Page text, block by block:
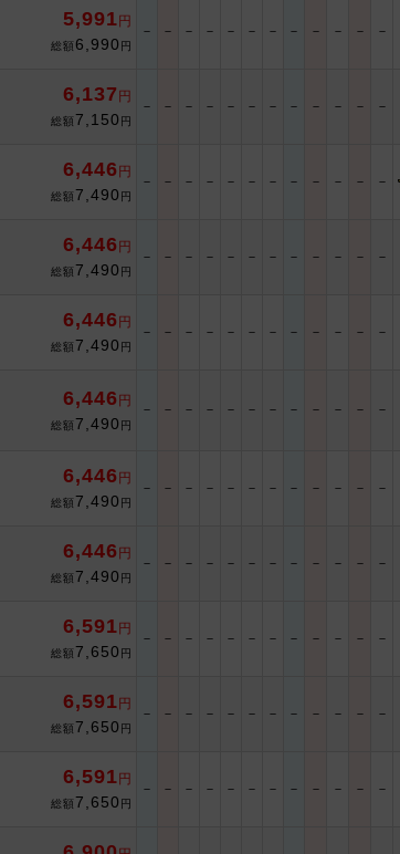
5,991 円
総額 6,990 円
－ － － － － － － － － － － －
6,137 円
総額 7,150 円
－ － － － － － － － － － － －
6,446 円
総額 7,490 円
－ － － － － － － － － － － －
6,446 円
総額 7,490 円
－ － － － － － － － － － － －
6,446 円
総額 7,490 円
－ － － － － － － － － － － －
6,446 円
総額 7,490 円
－ － － － － － － － － － － －
6,446 円
総額 7,490 円
－ － － － － － － － － － － －
6,446 円
総額 7,490 円
－ － － － － － － － － － － －
6,591 円
総額 7,650 円
－ － － － － － － － － － － －
6,591 円
総額 7,650 円
－ － － － － － － － － － － －
6,591 円
総額 7,650 円
－ － － － － － － － － － － －